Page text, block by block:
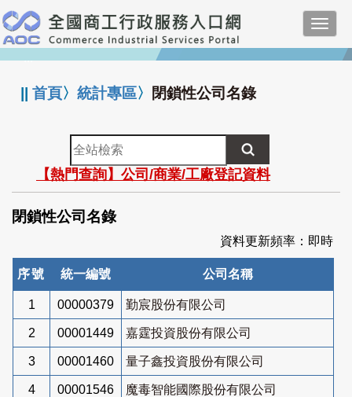
跳
到
主
要
:::
||首頁〉統計專區〉 閉鎖性公司名錄
全
站
檢
索
【熱門查詢】公司/商業/工廠登記資料
閉鎖性公司名錄
資料更新頻率：即時
序號 統一編號 公司名稱
1 00000379 勤宸股份有限公司
2 00001449 嘉霆投資股份有限公司
3 00001460 量子鑫投資股份有限公司
4 00001546 魔毒智能國際股份有限公司